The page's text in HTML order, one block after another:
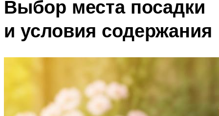
Выбор места посадки
и условия содержания